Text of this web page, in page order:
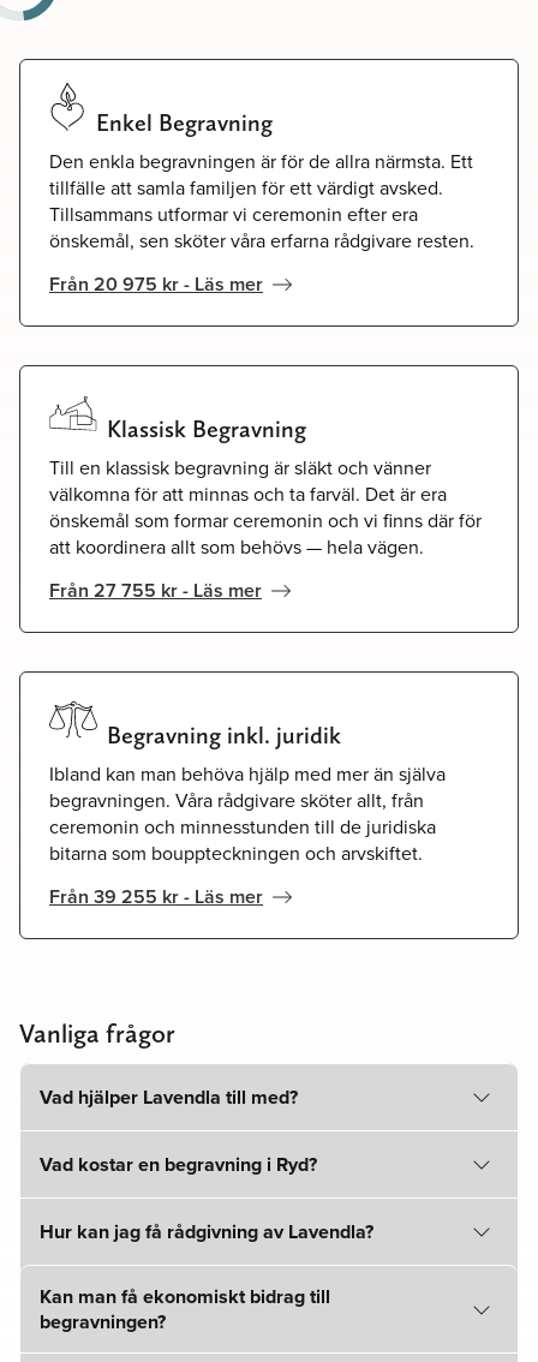
Enkel Begravning
Den enkla begravningen är för de allra närmsta. Ett
tillfälle att samla familjen för ett värdigt avsked.
Tillsammans utformar vi ceremonin efter era
önskemål, sen sköter våra erfarna rådgivare resten.
Från 20 975 kr - Läs mer
Klassisk Begravning
Till en klassisk begravning är släkt och vänner
välkomna för att minnas och ta farväl. Det är era
önskemål som formar ceremonin och vi finns där för
att koordinera allt som behövs — hela vägen.
Från 27 755 kr - Läs mer
Begravning inkl. juridik
Ibland kan man behöva hjälp med mer än själva
begravningen. Våra rådgivare sköter allt, från
ceremonin och minnesstunden till de juridiska
bitarna som bouppteckningen och arvskiftet.
Från 39 255 kr - Läs mer
Vanliga frågor
Vad hjälper Lavendla till med?
Vad kostar en begravning i Ryd?
Hur kan jag få rådgivning av Lavendla?
Kan man få ekonomiskt bidrag till
begravningen?